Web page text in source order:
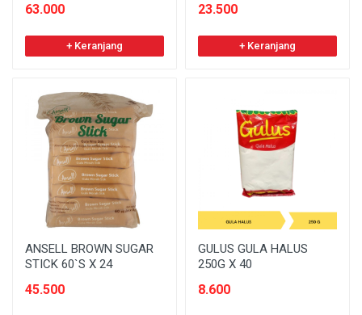
63.000
+ Keranjang
23.500
+ Keranjang
ANSELL BROWN SUGAR
STICK 60`S X 24
45.500
GULUS GULA HALUS
250G X 40
8.600